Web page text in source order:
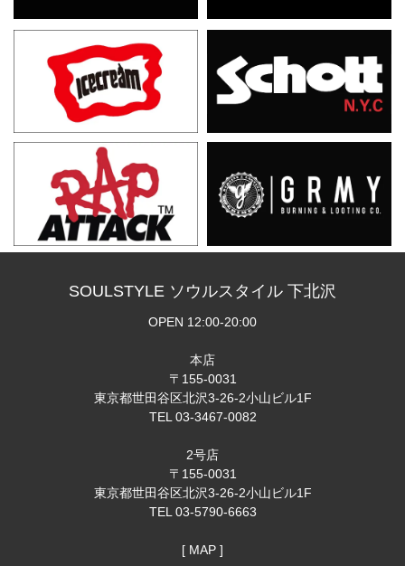
SOULSTYLE ソウルスタイル 下北沢
OPEN 12:00-20:00
本店
〒155-0031
東京都世田谷区北沢3-26-2小山ビル1F
TEL 03-3467-0082
2号店
〒155-0031
東京都世田谷区北沢3-26-2小山ビル1F
TEL 03-5790-6663
[ MAP ]